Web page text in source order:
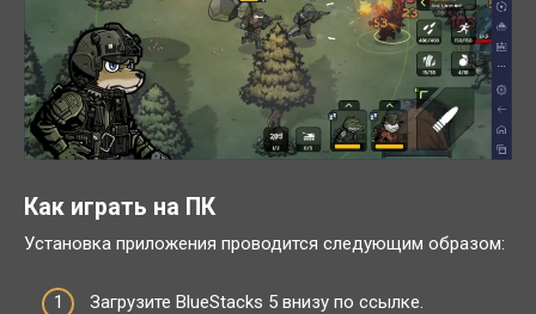
Как играть на ПК
Установка приложения проводится следующим образом:
Загрузите BlueStacks 5 внизу по ссылке.